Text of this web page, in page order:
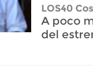
LOS40
A poco
del